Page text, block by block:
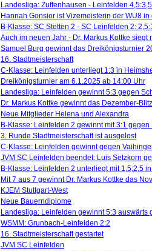
Landesliga: Zuffenhausen - Leinfelden 4,5:3,5
Hannah Gonsior ist Vizemeisterin der WU8 in
B-Klasse: SC Stetten 2 - SC Leinfelden 2:
Auch im neuen Jahr - Dr. Markus Kottke
Samuel Burg gewinnt das Dreikönigsturnier
16. Stadtmeisterschaft
C-Klasse: Leinfelden unterliegt 1:3 in
Dreikönigsturnier am 6.1.2025 ab 14:00 Uhr
Landesliga: Leinfelden gewinnt 5:3 gegen
Dr. Markus Kottke gewinnt das Dezember-
Neue Mitglieder Helena und Alexandra
B-Klasse: Leinfelden 2 gewinnt mit 3:1
3. Runde Stadtmeisterschaft ist ausgelost
C-Klasse: Leinfelden gewinnt gegen
JVM SC Leinfelden beendet: Luis Setzkorn
B-Klasse: Leinfelden 2 unterliegt mit 1,5;2,5
Mit 7 aus 7 gewinnt Dr. Markus Kottke das
KJEM Stuttgart-West
Neue Bauerndiplome
Landesliga: Leinfelden gewinnt 5:3 auswärts
WSMM: Grunbach-Leinfelden 2:2
16. Stadtmeisterschaft gestartet
JVM SC Leinfelden